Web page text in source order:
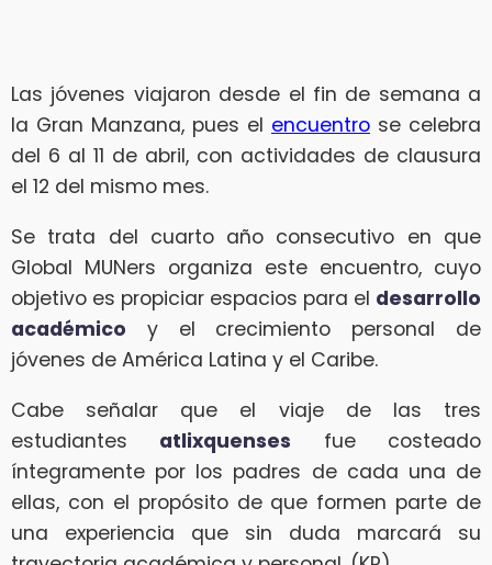
Las jóvenes viajaron desde el fin de semana a
la Gran Manzana, pues el encuentro se celebra
del 6 al 11 de abril, con actividades de clausura
el 12 del mismo mes.
Se trata del cuarto año consecutivo en que
Global MUNers organiza este encuentro, cuyo
objetivo es propiciar espacios para el desarrollo
académico y el crecimiento personal de
jóvenes de América Latina y el Caribe.
Cabe señalar que el viaje de las tres
estudiantes atlixquenses fue costeado
íntegramente por los padres de cada una de
ellas, con el propósito de que formen parte de
una experiencia que sin duda marcará su